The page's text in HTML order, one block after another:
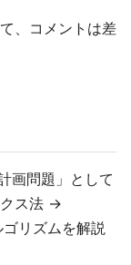
、コメントは差
画問題」として
ス法 →
リズムを解説